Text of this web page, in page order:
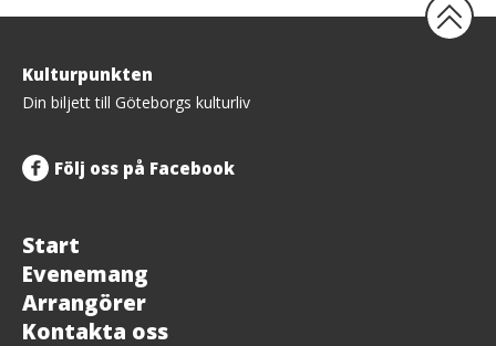
Tillbaka
upp
Kulturpunkten
Din biljett till Göteborgs kulturliv
Följ oss på Facebook
Start
Evenemang
Arrangörer
Kontakta oss